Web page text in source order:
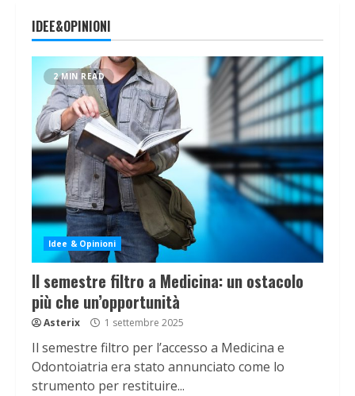
IDEE&OPINIONI
2 MIN READ
Idee & Opinioni
Il semestre filtro a Medicina: un ostacolo
più che un’opportunità
Asterix 1 settembre 2025
Il semestre filtro per l’accesso a Medicina e
Odontoiatria era stato annunciato come lo
strumento per restituire...